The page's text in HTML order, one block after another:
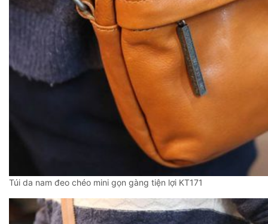
Túi da nam đeo chéo mini gọn gàng tiện lợi KT171